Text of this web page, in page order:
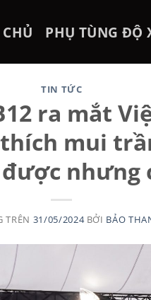
PHỤ TÙNG ĐỘ
TIN TỨC
ra mắt
mui
nhưng
TRÊN 31/05/2024 BỞI BẢO